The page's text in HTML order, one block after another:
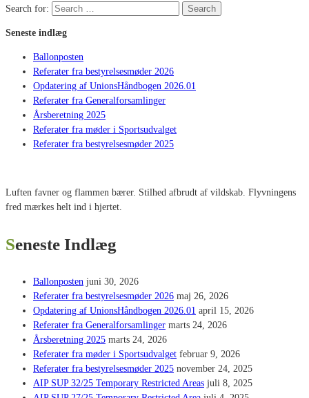
Search for: Search
Seneste indlæg
Ballonposten
Referater fra bestyrelsesmøder 2026
Opdatering af UnionsHåndbogen 2026.01
Referater fra Generalforsamlinger
Årsberetning 2025
Referater fra møder i Sportsudvalget
Referater fra bestyrelsesmøder 2025
Luften favner og flammen bærer. Stilhed afbrudt af vildskab. Flyvningens
fred mærkes helt ind i hjertet.
Seneste Indlæg
Ballonposten juni 30, 2026
Referater fra bestyrelsesmøder 2026 maj 26, 2026
Opdatering af UnionsHåndbogen 2026.01 april 15, 2026
Referater fra Generalforsamlinger marts 24, 2026
Årsberetning 2025 marts 24, 2026
Referater fra møder i Sportsudvalget februar 9, 2026
Referater fra bestyrelsesmøder 2025 november 24, 2025
AIP SUP 32/25 Temporary Restricted Areas juli 8, 2025